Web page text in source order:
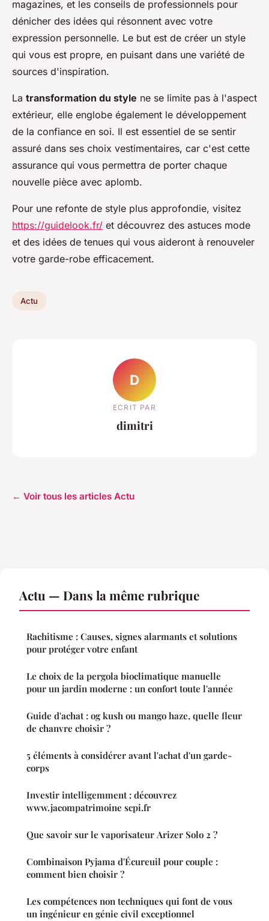
magazines, et les conseils de professionnels pour
dénicher des idées qui résonnent avec votre
expression personnelle. Le but est de créer un style
qui vous est propre, en puisant dans une variété de
sources d'inspiration.
La transformation du style ne se limite pas à l'aspect
extérieur, elle englobe également le développement
de la confiance en soi. Il est essentiel de se sentir
assuré dans ses choix vestimentaires, car c'est cette
assurance qui vous permettra de porter chaque
nouvelle pièce avec aplomb.
Pour une refonte de style plus approfondie, visitez
https://guidelook.fr/ et découvrez des astuces mode
et des idées de tenues qui vous aideront à renouveler
votre garde-robe efficacement.
Actu
D
ECRIT PAR
dimitri
← Voir tous les articles Actu
Actu — Dans la même rubrique
Rachitisme : Causes, signes alarmants et solutions
pour protéger votre enfant
Le choix de la pergola bioclimatique manuelle
pour un jardin moderne : un confort toute l'année
Guide d'achat : og kush ou mango haze, quelle fleur
de chanvre choisir ?
5 éléments à considérer avant l'achat d'un garde-
corps
Investir intelligemment : découvrez
www.jacompatrimoine scpi.fr
Que savoir sur le vaporisateur Arizer Solo 2 ?
Combinaison Pyjama d'Écureuil pour couple :
comment bien choisir ?
Les compétences non techniques qui font de vous
un ingénieur en génie civil exceptionnel